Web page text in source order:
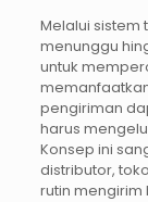
Melalui sistem
menunggu
untuk
pengiriman
harus
Konsep ini
distributor,
rutin mengirim